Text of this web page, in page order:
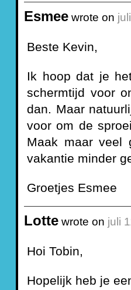
Esmee wrote on
Beste Kevin,
Ik hoop dat je
schermtijd voor
dan. Maar
voor om de
Maak maar veel
vakantie minder
Groetjes Esmee
Lotte wrote on juli
Hoi Tobin,
Hopelijk heb je